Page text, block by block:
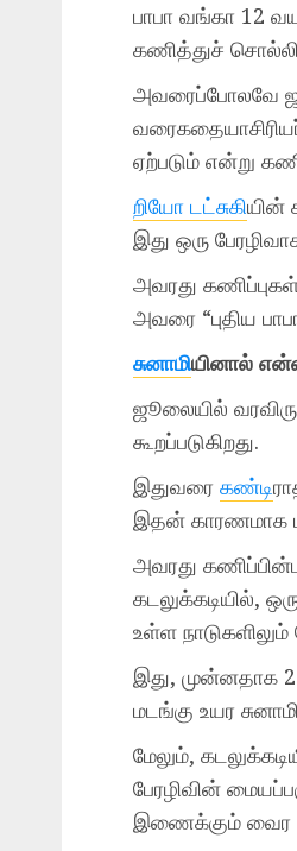
பாபா வங்கா 12
கணித்துச்
அவரைப்போலவே
ஏற்படும் என்று
றியோ டட்சுகியின்
இது ஒரு
அவரது
அவரை “புதிய
சுனாமியினால்
ஜூலையில்
கூறப்படுகிறது.
இதுவரை கண்டி
இதன் காரணமாக
அவரது
கடலுக்கடியில்,
உள்ள நாடுகளிலும்
இது, முன்னதாக
மடங்கு உயர
மேலும்,
பேரழிவின்
இணைக்கும் வைர